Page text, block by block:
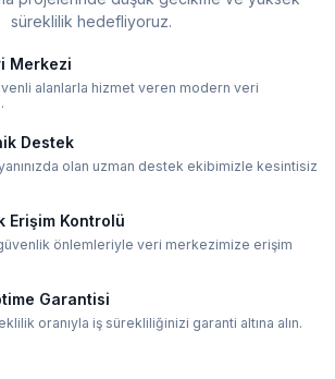
süreklilik hedefliyoruz.
Merkezi
alanlarla hizmet veren modern veri
Destek
olan uzman destek ekibimizle kesintisiz
Erişim Kontrolü
önlemleriyle veri merkezimize erişim
Garantisi
oranıyla iş sürekliliğinizi garanti altına alın.